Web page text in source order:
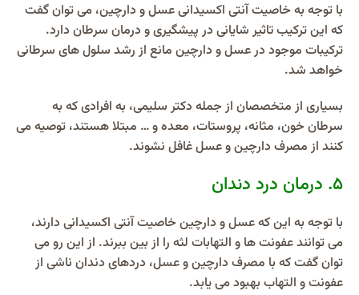
با توجه به خاصیت آنتی اکسیدانی عسل و دارچین، می توان گفت
که این ترکیب تاثیر شایانی در پیشگیری و درمان سرطان دارد.
ترکیبات موجود در عسل و دارچین مانع از رشد سلول های سرطانی
خواهد شد.
بسیاری از متخصصان از جمله دکتر سلیمی، به افرادی که به
سرطان خون، مثانه، پروستات، معده و … مبتلا هستند، توصیه می
کنند از مصرف دارچین و عسل غافل نشوند.
5. درمان درد دندان
با توجه به این که عسل و دارچین خاصیت آنتی اکسیدانی دارند،
می توانند عفونت ها و التهابات لثه را از بین ببرند. از این رو می
توان گفت که با مصرف دارچین و عسل، دردهای دندان ناشی از
عفونت و التهاب بهبود می یابد.